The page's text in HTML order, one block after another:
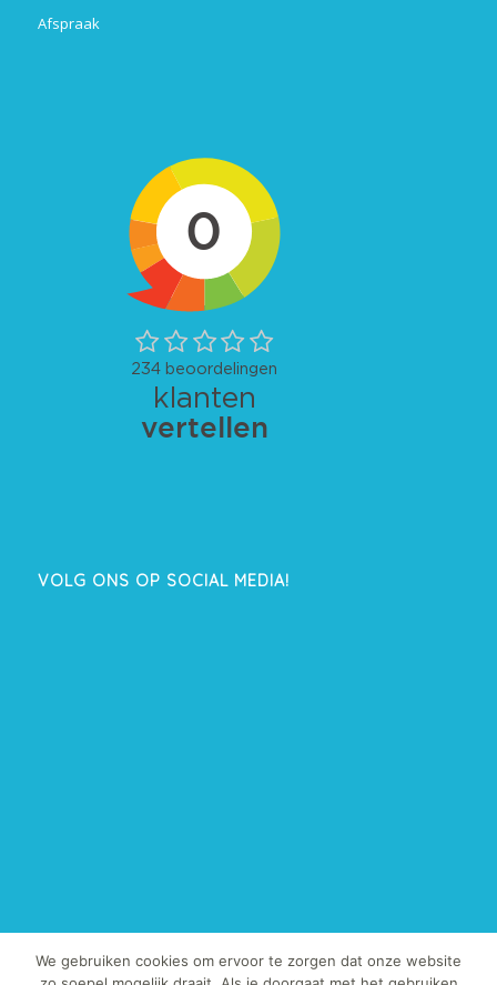
Afspraak
VOLG ONS OP SOCIAL MEDIA!
We gebruiken cookies om ervoor te zorgen dat onze website